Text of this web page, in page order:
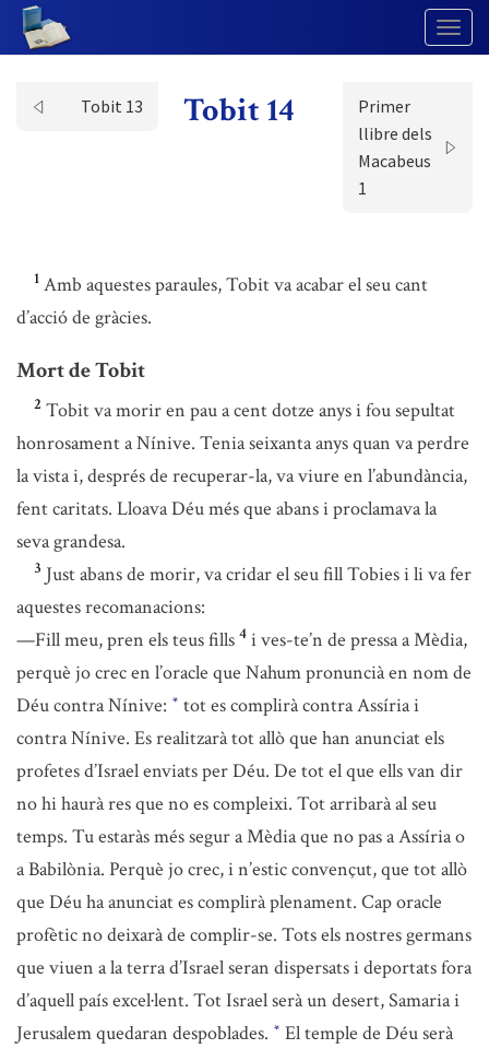
Tobit 13 Tobit 14
Primer
llibre dels
Macabeus
1
1 Amb aquestes paraules, Tobit va acabar el seu cant
d’acció de gràcies.
Mort de Tobit
2 Tobit va morir en pau a cent dotze anys i fou sepultat
honrosament a Nínive. Tenia seixanta anys quan va perdre
la vista i, després de recuperar-la, va viure en l’abundància,
fent caritats. Lloava Déu més que abans i proclamava la
seva grandesa.
3 Just abans de morir, va cridar el seu fill Tobies i li va fer
aquestes recomanacions:
—Fill meu, pren els teus fills 4 i ves-te’n de pressa a Mèdia,
perquè jo crec en l’oracle que Nahum pronuncià en nom de
Déu contra Nínive: * tot es complirà contra Assíria i
contra Nínive. Es realitzarà tot allò que han anunciat els
profetes d’Israel enviats per Déu. De tot el que ells van dir
no hi haurà res que no es compleixi. Tot arribarà al seu
temps. Tu estaràs més segur a Mèdia que no pas a Assíria o
a Babilònia. Perquè jo crec, i n’estic convençut, que tot allò
que Déu ha anunciat es complirà plenament. Cap oracle
profètic no deixarà de complir-se. Tots els nostres germans
que viuen a la terra d’Israel seran dispersats i deportats fora
d’aquell país excel·lent. Tot Israel serà un desert, Samaria i
Jerusalem quedaran despoblades. * El temple de Déu serà